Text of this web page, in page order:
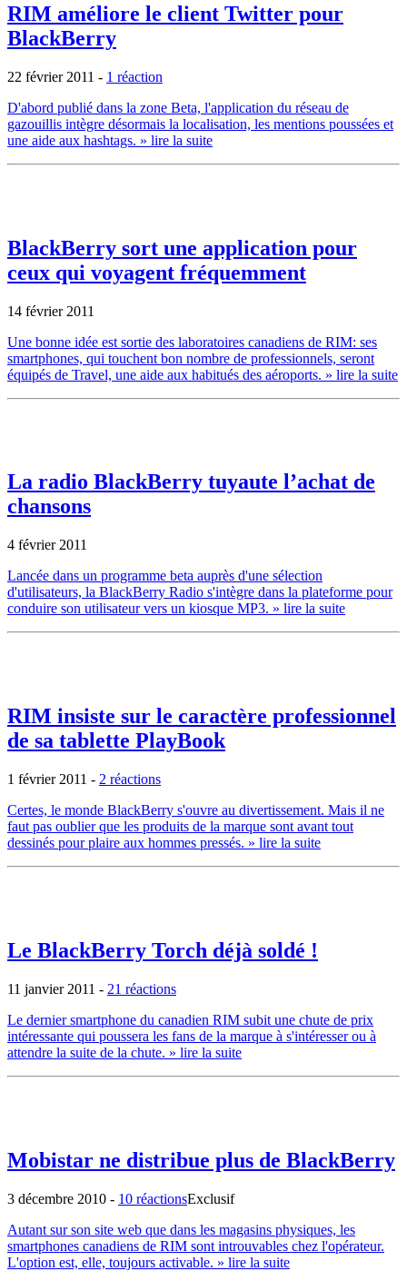
RIM améliore le client Twitter pour
BlackBerry
22 février 2011 - 1 réaction
D'abord publié dans la zone Beta, l'application du réseau de
gazouillis intègre désormais la localisation, les mentions poussées et
une aide aux hashtags. » lire la suite
BlackBerry sort une application pour
ceux qui voyagent fréquemment
14 février 2011
Une bonne idée est sortie des laboratoires canadiens de RIM: ses
smartphones, qui touchent bon nombre de professionnels, seront
équipés de Travel, une aide aux habitués des aéroports. » lire la suite
La radio BlackBerry tuyaute l’achat de
chansons
4 février 2011
Lancée dans un programme beta auprès d'une sélection
d'utilisateurs, la BlackBerry Radio s'intègre dans la plateforme pour
conduire son utilisateur vers un kiosque MP3. » lire la suite
RIM insiste sur le caractère professionnel
de sa tablette PlayBook
1 février 2011 - 2 réactions
Certes, le monde BlackBerry s'ouvre au divertissement. Mais il ne
faut pas oublier que les produits de la marque sont avant tout
dessinés pour plaire aux hommes pressés. » lire la suite
Le BlackBerry Torch déjà soldé !
11 janvier 2011 - 21 réactions
Le dernier smartphone du canadien RIM subit une chute de prix
intéressante qui poussera les fans de la marque à s'intéresser ou à
attendre la suite de la chute. » lire la suite
Mobistar ne distribue plus de BlackBerry
3 décembre 2010 - 10 réactionsExclusif
Autant sur son site web que dans les magasins physiques, les
smartphones canadiens de RIM sont introuvables chez l'opérateur.
L'option est, elle, toujours activable. » lire la suite